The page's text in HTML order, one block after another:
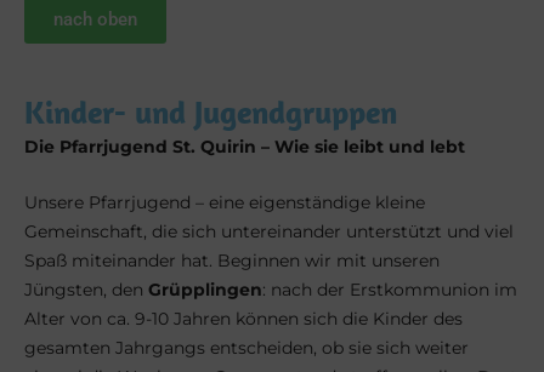
nach oben
Kinder- und Jugendgruppen
Die Pfarrjugend St. Quirin – Wie sie leibt und lebt
Unsere Pfarrjugend – eine eigenständige kleine
Gemeinschaft, die sich untereinander unterstützt und viel
Spaß miteinander hat. Beginnen wir mit unseren
Jüngsten, den Grüpplingen: nach der Erstkommunion im
Alter von ca. 9-10 Jahren können sich die Kinder des
gesamten Jahrgangs entscheiden, ob sie sich weiter